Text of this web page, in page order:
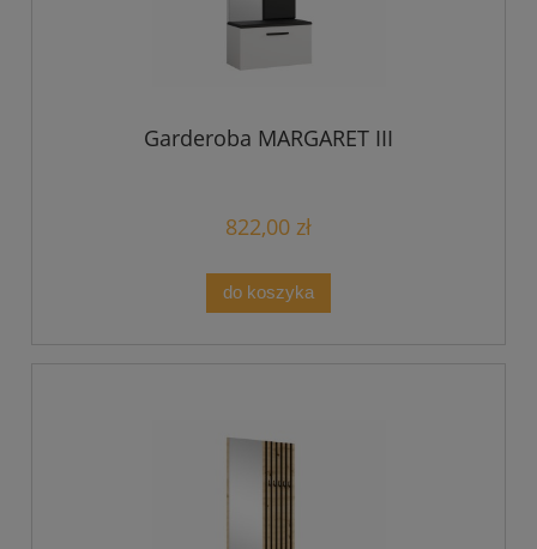
Garderoba MARGARET III
822,00 zł
do koszyka